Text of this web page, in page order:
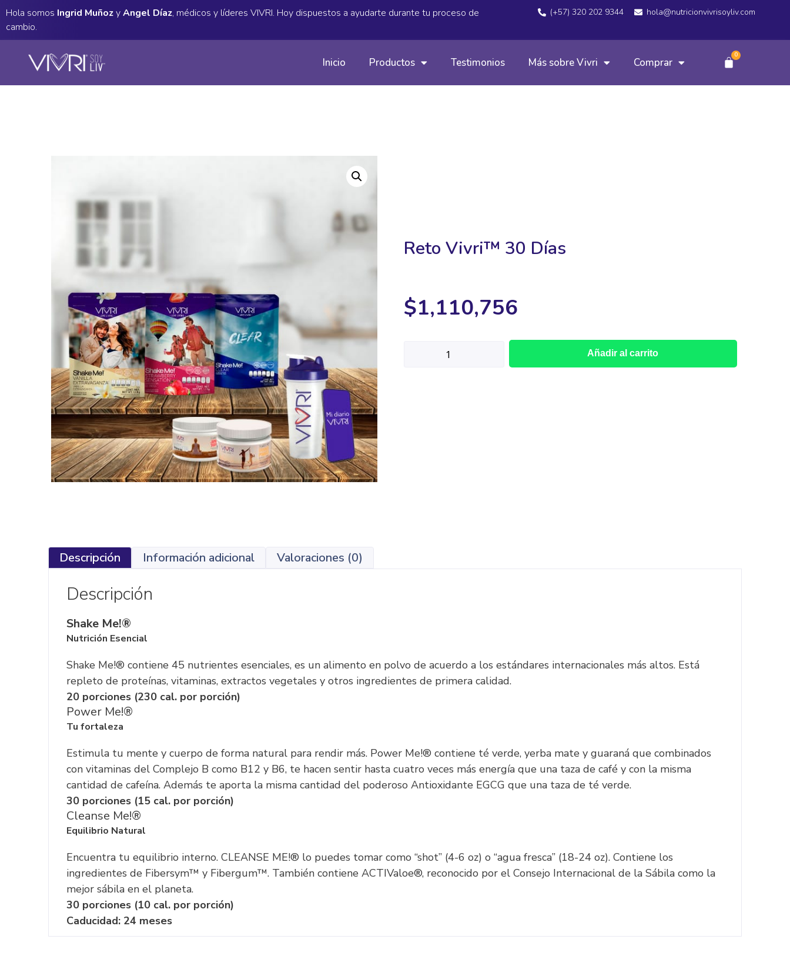
Hola somos Ingrid MuñozyAngel Díaz, médicos y líderes VIVRI. Hoy dispuestos a ayudarte durante tu proceso de
cambio.
(+57) 320 202 9344 hola@nutricionvivrisoyliv.com
Inicio Productos Testimonios Más sobre Vivri Comprar
0
Reto Vivri™ 30 Días
$1,110,756
Añadir al carrito
Descripción Información adicional Valoraciones (0)
Descripción
Shake Me!®
Nutrición Esencial
Shake Me!® contiene 45 nutrientes esenciales, es un alimento en polvo de acuerdo a los estándares internacionales más altos. Está
repleto de proteínas, vitaminas, extractos vegetales y otros ingredientes de primera calidad.
20 porciones (230 cal. por porción)
Power Me!®
Tu fortaleza
Estimula tu mente y cuerpo de forma natural para rendir más. Power Me!® contiene té verde, yerba mate y guaraná que combinados
con vitaminas del Complejo B como B12 y B6, te hacen sentir hasta cuatro veces más energía que una taza de café y con la misma
cantidad de cafeína. Además te aporta la misma cantidad del poderoso Antioxidante EGCG que una taza de té verde.
30 porciones (15 cal. por porción)
Cleanse Me!®
Equilibrio Natural
Encuentra tu equilibrio interno. CLEANSE ME!® lo puedes tomar como “shot” (4-6 oz) o “agua fresca” (18-24 oz). Contiene los
ingredientes de Fibersym™ y Fibergum™. También contiene ACTIValoe®, reconocido por el Consejo Internacional de la Sábila como la
mejor sábila en el planeta.
30 porciones (10 cal. por porción)
Caducidad: 24 meses